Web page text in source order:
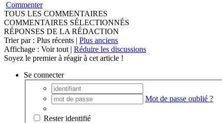
Commenter
TOUS LES COMMENTAIRES
COMMENTAIRES SÉLECTIONNÉS
RÉPONSES DE LA RÉDACTION
Trier par : Plus récents | Plus anciens
Affichage : Voir tout | Réduire les discussions
Soyez le premier à réagir à cet article !
Se connecter
Mot de passe oublié ?
Rester identifié